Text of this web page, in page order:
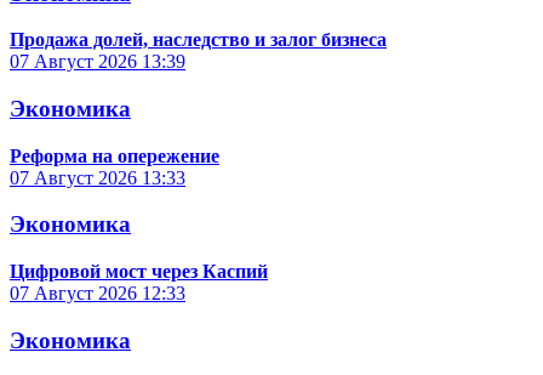
Продажа долей, наследство и залог бизнеса
07 Август 2026 13:39
Экономика
Реформа на опережение
07 Август 2026 13:33
Экономика
Цифровой мост через Каспий
07 Август 2026 12:33
Экономика